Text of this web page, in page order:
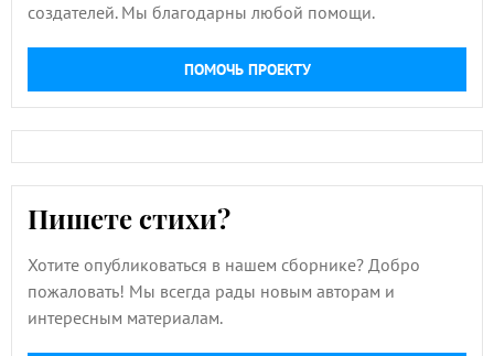
создателей. Мы благодарны любой помощи.
ПОМОЧЬ ПРОЕКТУ
Пишете стихи?
Хотите опубликоваться в нашем сборнике? Добро
пожаловать! Мы всегда рады новым авторам и
интересным материалам.